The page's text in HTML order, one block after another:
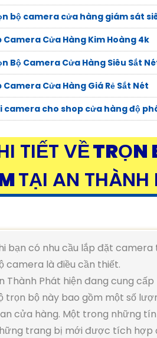
bộ camera cửa hàng giám sát
Camera Cửa Hàng Kim Hoàng 4k
Bộ Camera Cửa Hàng Siêu Sắt
Camera Cửa Hàng Giá Rẻ Sắt Nét
camera cho shop cửa hàng độ
TIẾT VỀTRỌN
TẠI AN THÀNH
bạn có nhu cầu lắp đặt
camera là điều cần thiết.
Thành Phát hiện đang cung
trọn bộ này bao gồm một số
cửa hàng. Một trong những
trang bị mới được tích hợp